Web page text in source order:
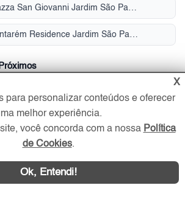
Condomínio Piazza San Giovanni Jardim São Paulo (Zona Norte)
Condomínio Santarém Residence Jardim São Paulo (Zona Norte)
Inglesa
X
para personalizar conteúdos e oferecer
melhor experiência.
você concorda com a nossa Política
de Cookies.
Ok, Entendi!